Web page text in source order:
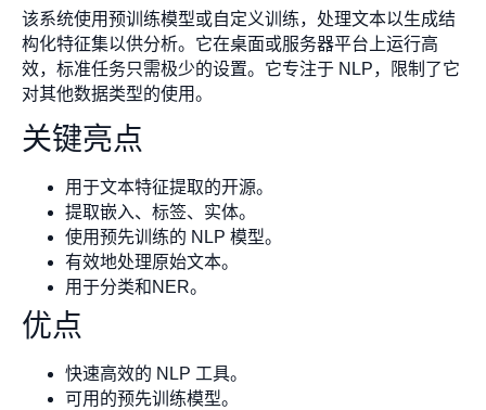
该系统使用预训练模型或自定义训练，处理文本以生成结
构化特征集以供分析。它在桌面或服务器平台上运行高
效，标准任务只需极少的设置。它专注于 NLP，限制了它
对其他数据类型的使用。
关键亮点
用于文本特征提取的开源。
提取嵌入、标签、实体。
使用预先训练的 NLP 模型。
有效地处理原始文本。
用于分类和NER。
优点
快速高效的 NLP 工具。
可用的预先训练模型。